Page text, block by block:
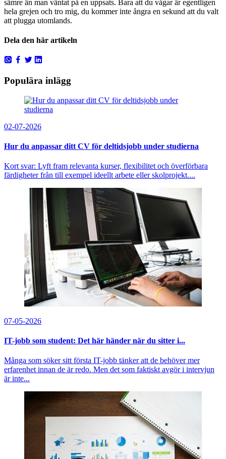
sämre än man väntat på en uppsats. Bara att du vågar är egentligen
hela grejen och tro mig, du kommer inte ångra en sekund att du valt
att plugga utomlands.
Dela den här artikeln
Populära inlägg
02-07-2026
Hur du anpassar ditt CV för deltidsjobb under studierna
Kort svar: Lyft fram relevanta kurser, flexibilitet och överförbara
färdigheter från till exempel ideellt arbete eller skolprojekt....
07-05-2026
IT-jobb som student: Det här händer när du sitter i...
Många som söker sitt första IT-jobb tänker att de behöver mer
erfarenhet innan de är redo. Men det som faktiskt avgör i intervjun
är inte...